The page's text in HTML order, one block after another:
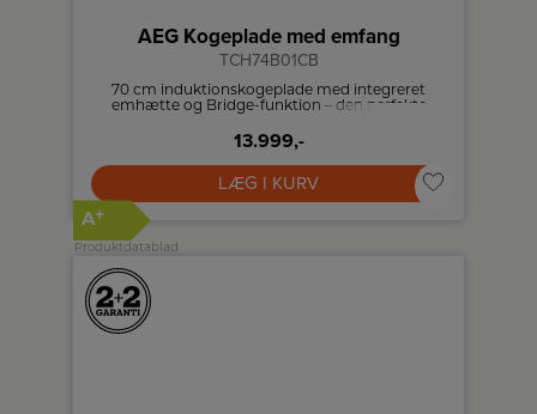
A+
Produktdatablad
AEG Kogeplade med emfang
TCH74B01CB
70 cm induktionskogeplade med integreret
emhætte og Bridge-funktion – den perfekte
madlavning.
13.999,-
LÆG I KURV